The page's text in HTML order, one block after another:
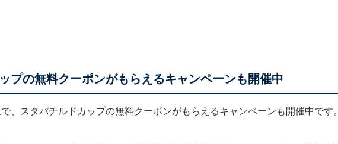
プの無料クーポンがもらえるキャンペーンも開催中
、スタバチルドカップの無料クーポンがもらえるキャンペーンも開催中です。